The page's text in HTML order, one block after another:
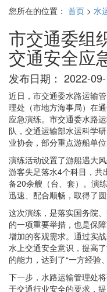
您所在的位置： 首页 > 水
市交通委组
交通安全应
发布日期： 2022-
近日，市交通委水路运输管
理处（市地方海事局）在
应急演练。市交通委水路
队，交通运输部水运科学
业协会，部分重点游船单
演练活动设置了游船遇大
游客失足落水4个科目，共
备20余艘（台、套）。演
迅速、配合顺畅，取得了圆
这次演练，是落实国务院
的一项重要举措，也是保
增加的客观需求。通过实
水上交通安全意识，提高
的能力，达到了“一方经验
下一步，水路运输管理处
于交通行业安全的要求，